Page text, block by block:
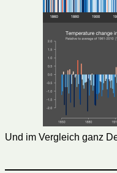
Und im Vergleich ganz